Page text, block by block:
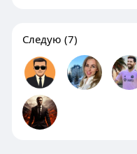
Следую (7)